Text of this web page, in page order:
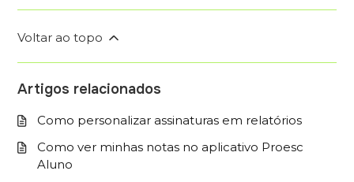
Voltar ao topo
Artigos relacionados
Como personalizar assinaturas em relatórios
Como ver minhas notas no aplicativo Proesc
Aluno